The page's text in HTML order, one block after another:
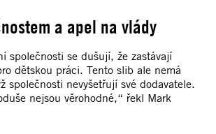
a apel na vlády
společnosti se dušují, že zastávají
dětskou práci. Tento slib ale nemá
společnosti nevyšetřují své dodavatele.
nejsou věrohodné,“ řekl Mark